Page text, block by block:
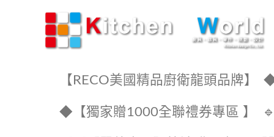
【RECO美國精品廚衛龍頭品牌】 ◆
◆【獨家贈1000全聯禮券專區 】